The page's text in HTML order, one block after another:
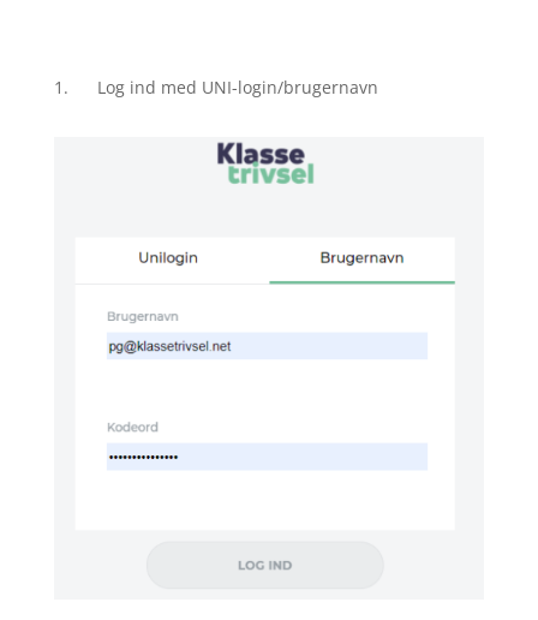
1. Log ind med UNI-login/brugernavn